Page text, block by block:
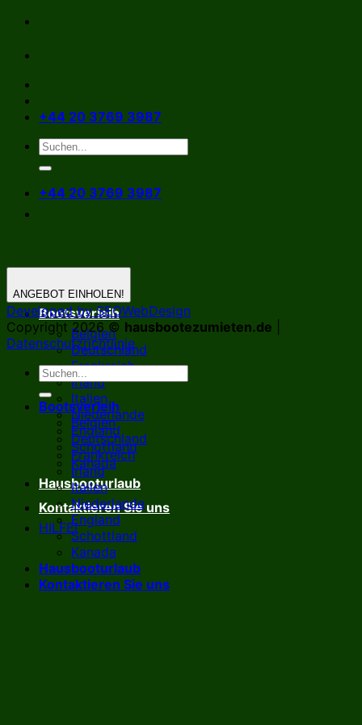
Zum
springen
+44 20 3769 3987
+44 20 3769 3987
Bootsverleih
Belgien
Deutschland
Frankreich
Irland
Italien
Niederlande
England
Schottland
Kanada
Hausbooturlaub
Kontaktieren Sie uns
HILFE!
ANGEBOT EINHOLEN!
Developed by SEOWebDesign
Copyright 2026 © hausbootezumieten.de
Datenschutzrichtlinie
Bootsverleih
Belgien
Deutschland
Frankreich
Irland
Italien
Niederlande
England
Schottland
Kanada
Hausbooturlaub
Kontaktieren Sie uns